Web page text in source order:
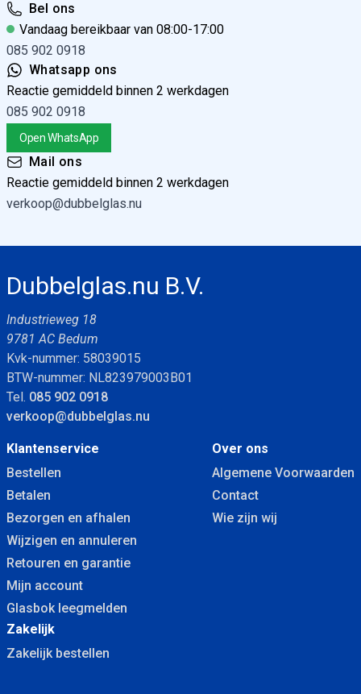
Bel ons
Vandaag bereikbaar van 08:00-17:00
085 902 0918
Whatsapp ons
Reactie gemiddeld binnen 2 werkdagen
085 902 0918
Open WhatsApp
Mail ons
Reactie gemiddeld binnen 2 werkdagen
verkoop@dubbelglas.nu
Dubbelglas.nu B.V.
Industrieweg 18
9781 AC Bedum
Kvk-nummer: 58039015
BTW-nummer: NL823979003B01
Tel. 085 902 0918
verkoop@dubbelglas.nu
Klantenservice
Bestellen
Betalen
Bezorgen en afhalen
Wijzigen en annuleren
Retouren en garantie
Mijn account
Glasbok leegmelden
Over ons
Algemene Voorwaarden
Contact
Wie zijn wij
Zakelijk
Zakelijk bestellen